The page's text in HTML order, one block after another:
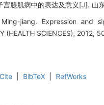
宫腺肌病中的表达及意义[J].
jiang. Expression and
(HEALTH SCIENCES), 2012,
BibTeX
RefWorks